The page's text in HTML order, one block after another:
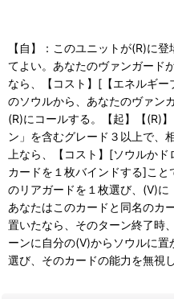
【自】：このユニットが(R)に
てよい。あなたのヴァンガード
なら、【コスト】[【エネルギ
のソウルから、あなたのヴァン
(R)にコールする。【起】【(R)
ン」を含むグレード３以上で、
上なら、【コスト】[ソウルか
カードを１枚バインドする]こ
のリアガードを１枚選び、(V)に
あなたはこのカードと同名のカ
置いたなら、そのターン終了時
ーンに自分の(V)からソウルに
選び、そのカードの能力を無視